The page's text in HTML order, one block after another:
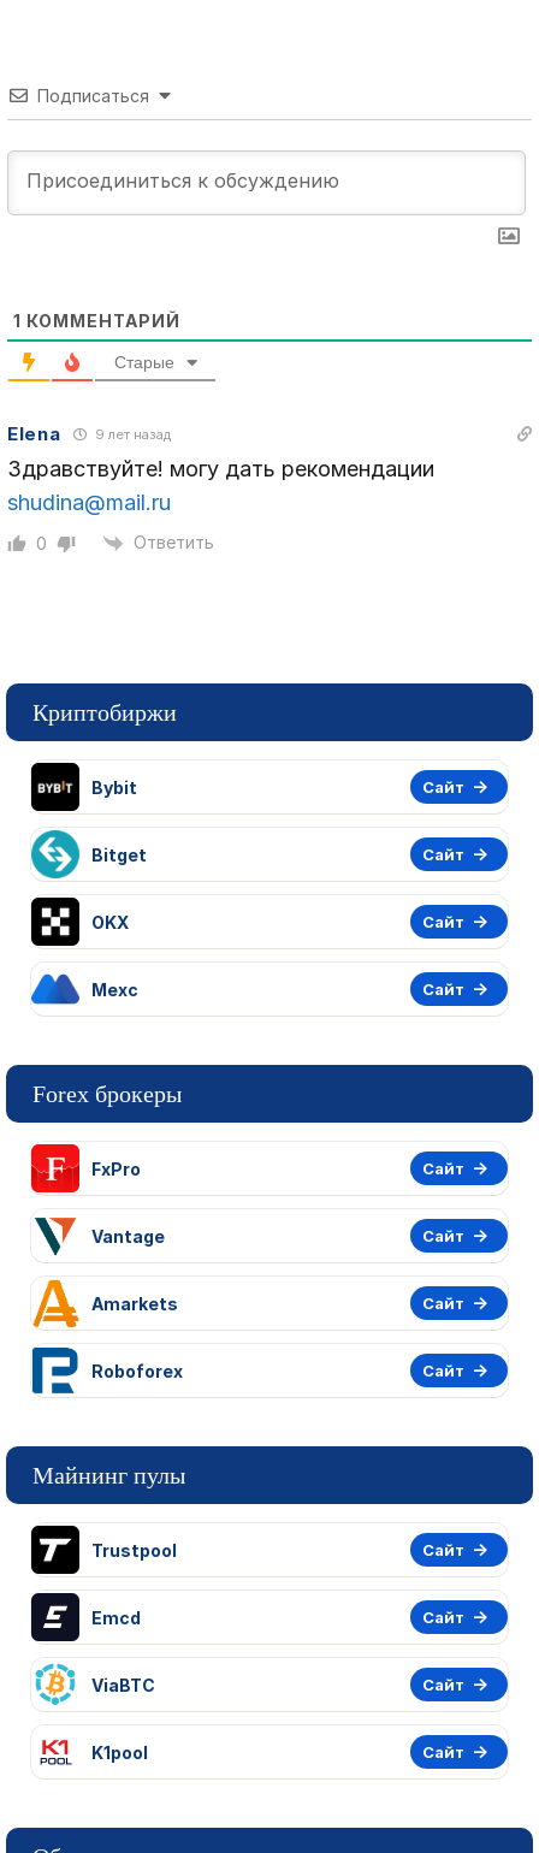
Подписаться
1 КОММЕНТАРИЙ
Старые
Elena 9 лет назад
Здравствуйте! могу дать рекомендации
shudina@mail.ru
0 Ответить
Криптобиржи
Bybit Сайт
Bitget Сайт
OKX Сайт
Mexc Сайт
Forex брокеры
FxPro Сайт
Vantage Сайт
Amarkets Сайт
Roboforex Сайт
Майнинг пулы
Trustpool Сайт
Emcd Сайт
ViaBTC Сайт
K1pool Сайт